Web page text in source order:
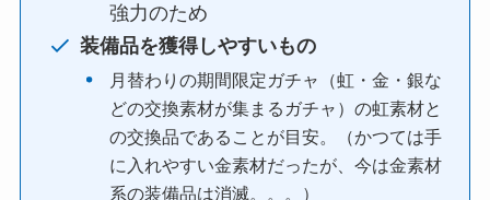
強力のため
装備品を獲得しやすいもの
月替わりの期間限定ガチャ（虹・金・銀な
どの交換素材が集まるガチャ）の虹素材と
の交換品であることが目安。（かつては手
に入れやすい金素材だったが、今は金素材
系の装備品は消滅。。。）